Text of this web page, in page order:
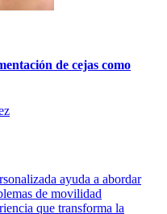
de cejas como
ayuda a abordar
de movilidad
que transforma la